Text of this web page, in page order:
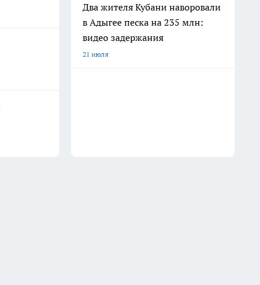
Два жителя Кубани наворовали
в Адыгее песка на 235 млн:
видео задержания
21 июля